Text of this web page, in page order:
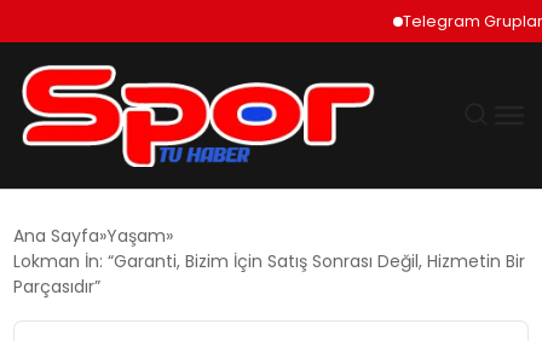
Telegram Grupları
DÜNYA
Ana Sayfa Yaşam
Lokman İn: “Garanti, Bizim İçin Satış Sonrası Değil, Hizmetin Bir
Parçasıdır”